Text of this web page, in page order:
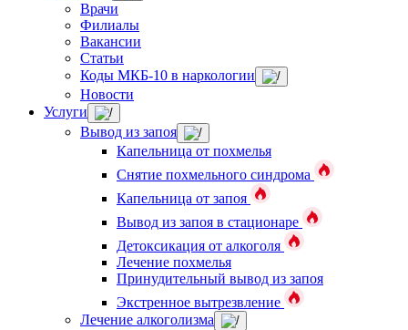
Врачи
Филиалы
Вакансии
Статьи
Коды МКБ-10 в наркологии
Новости
Услуги
Вывод из запоя
Капельница от похмелья
Снятие похмельного синдрома
Капельница от запоя
Вывод из запоя в стационаре
Детоксикация от алкоголя
Лечение похмелья
Принудительный вывод из запоя
Экстренное вытрезвление
Лечение алкоголизма